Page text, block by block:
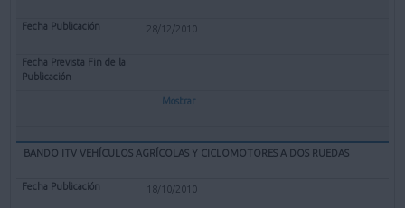
28/12/2010
Mostrar
BANDO ITV VEHÍCULOS AGRÍCOLAS Y CICLOMOTORES A DOS RUEDAS
18/10/2010